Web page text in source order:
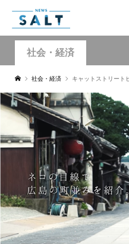
社会・経済
社会・経済 キャットストリー